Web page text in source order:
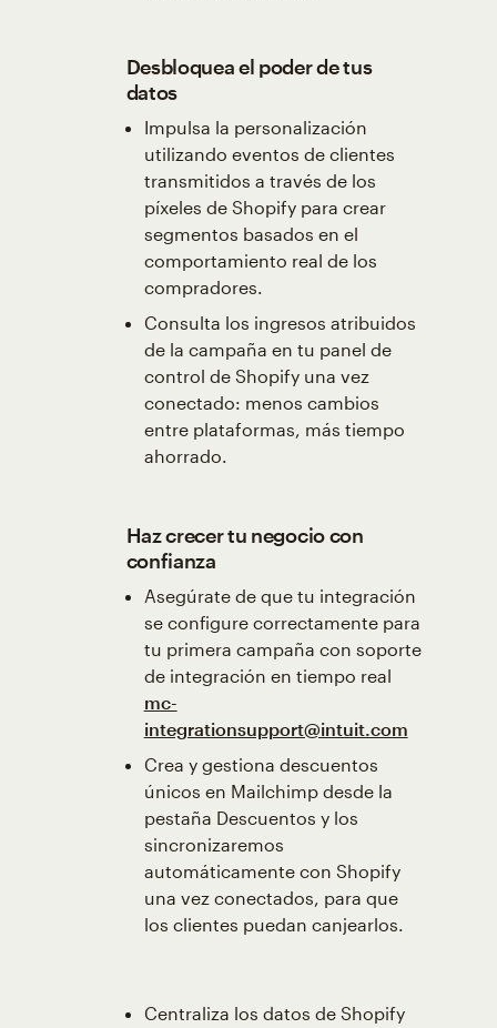
Desbloquea el poder de tus
datos
Impulsa la personalización
utilizando eventos de clientes
transmitidos a través de los
píxeles de Shopify para crear
segmentos basados en el
comportamiento real de los
compradores.
Consulta los ingresos atribuidos
de la campaña en tu panel de
control de Shopify una vez
conectado: menos cambios
entre plataformas, más tiempo
ahorrado.
Haz crecer tu negocio con
confianza
Asegúrate de que tu integración
se configure correctamente para
tu primera campaña con soporte
de integración en tiempo real
mc-
integrationsupport@intuit.com
Crea y gestiona descuentos
únicos en Mailchimp desde la
pestaña Descuentos y los
sincronizaremos
automáticamente con Shopify
una vez conectados, para que
los clientes puedan canjearlos.
Centraliza los datos de Shopify